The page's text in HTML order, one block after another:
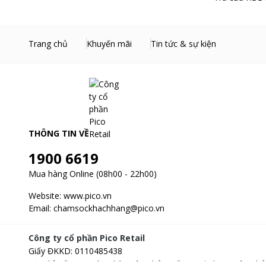
Đồng thời, hơi nước nóng thẩm thấu sâu vào sợi vải giúp
Trang chủ Khuyến mãi Tin tức & sự kiện
THÔNG TIN VỀ
1900 6619
Mua hàng Online (08h00 - 22h00)
Website: www.pico.vn
Email: chamsockhachhang@pico.vn
Công ty cổ phần Pico Retail
Giấy ĐKKD: 0110485438